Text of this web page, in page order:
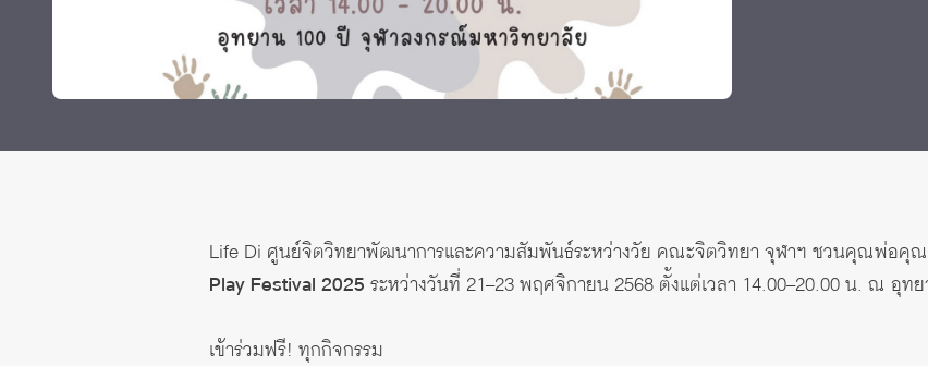
Life Di ศูนย์จิตวิทยาพัฒนาการและความสัมพันธ์ระหว่างวัย คณะจิตวิทยา จุฬาฯ ชวนคุณพ่อคุณ
Play Festival 2025 ระหว่างวันที่ 21–23 พฤศจิกายน 2568 ตั้งแต่เวลา 14.00–20.00 น. ณ อุ
เข้าร่วมฟรี! ทุกกิจกรรม